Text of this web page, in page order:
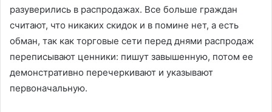
разуверились в распродажах. Все больше граждан
считают, что никаких скидок и в помине нет, а есть
обман, так как торговые сети перед днями распродаж
переписывают ценники: пишут завышенную, потом ее
демонстративно перечеркивают и указывают
первоначальную.